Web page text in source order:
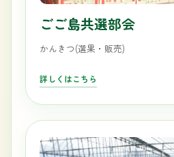
ごご島共選部会
かんきつ(選果・販売)
詳しくはこちら